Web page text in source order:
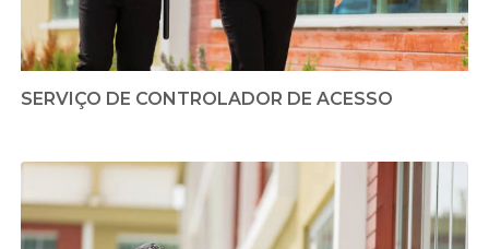
SERVIÇO DE CONTROLADOR DE ACESSO